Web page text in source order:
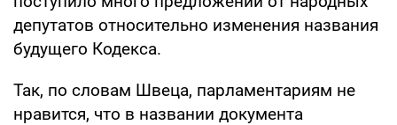
депутатов относительно изменения названия
будущего Кодекса.
Так, по словам Швеца, парламентариям не
нравится, что в названии документа